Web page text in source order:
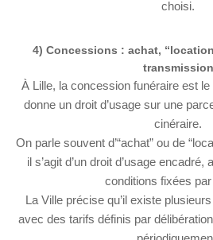
choisi.
4) Concessions : achat,
transmission
À Lille, la concession funéraire est
donne un droit d’usage sur une
cinéraire.
On parle souvent d’“achat” ou de
il s’agit d’un droit d’usage
conditions fixées par
La Ville précise qu’il existe
avec des tarifs définis par